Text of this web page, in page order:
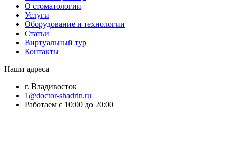
О стоматологии
Услуги
Оборудование и технологии
Статьи
Виртуальный тур
Контакты
Наши адреса
г. Владивосток
1@doctor-shadrin.ru
Работаем с 10:00 до 20:00